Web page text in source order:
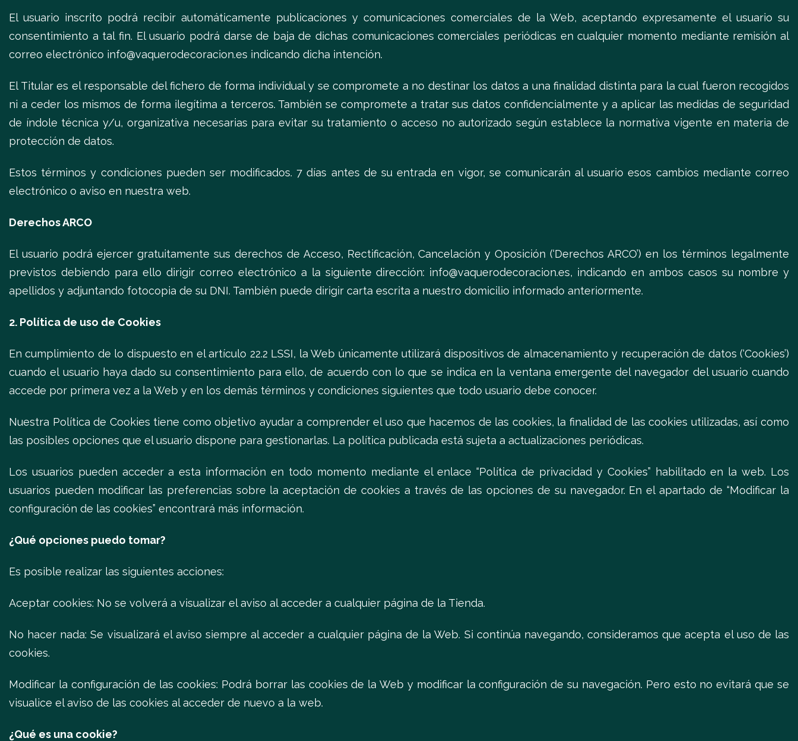
El usuario inscrito podrá recibir automáticamente publicaciones y comunicaciones comerciales de la Web, aceptando expresamente el usuario su
consentimiento a tal fin. El usuario podrá darse de baja de dichas comunicaciones comerciales periódicas en cualquier momento mediante remisión al
correo electrónico info@vaquerodecoracion.es indicando dicha intención.
El Titular es el responsable del fichero de forma individual y se compromete a no destinar los datos a una finalidad distinta para la cual fueron recogidos
ni a ceder los mismos de forma ilegítima a terceros. También se compromete a tratar sus datos confidencialmente y a aplicar las medidas de seguridad
de índole técnica y/u, organizativa necesarias para evitar su tratamiento o acceso no autorizado según establece la normativa vigente en materia de
protección de datos.
Estos términos y condiciones pueden ser modificados. 7 días antes de su entrada en vigor, se comunicarán al usuario esos cambios mediante correo
electrónico o aviso en nuestra web.
Derechos ARCO
El usuario podrá ejercer gratuitamente sus derechos de Acceso, Rectificación, Cancelación y Oposición (‘Derechos ARCO’) en los términos legalmente
previstos debiendo para ello dirigir correo electrónico a la siguiente dirección: info@vaquerodecoracion.es, indicando en ambos casos su nombre y
apellidos y adjuntando fotocopia de su DNI. También puede dirigir carta escrita a nuestro domicilio informado anteriormente.
2. Política de uso de Cookies
En cumplimiento de lo dispuesto en el artículo 22.2 LSSI, la Web únicamente utilizará dispositivos de almacenamiento y recuperación de datos (‘Cookies’)
cuando el usuario haya dado su consentimiento para ello, de acuerdo con lo que se indica en la ventana emergente del navegador del usuario cuando
accede por primera vez a la Web y en los demás términos y condiciones siguientes que todo usuario debe conocer.
Nuestra Política de Cookies tiene como objetivo ayudar a comprender el uso que hacemos de las cookies, la finalidad de las cookies utilizadas, así como
las posibles opciones que el usuario dispone para gestionarlas. La política publicada está sujeta a actualizaciones periódicas.
Los usuarios pueden acceder a esta información en todo momento mediante el enlace “Política de privacidad y Cookies” habilitado en la web. Los
usuarios pueden modificar las preferencias sobre la aceptación de cookies a través de las opciones de su navegador. En el apartado de “Modificar la
configuración de las cookies” encontrará más información.
¿Qué opciones puedo tomar?
Es posible realizar las siguientes acciones:
Aceptar cookies: No se volverá a visualizar el aviso al acceder a cualquier página de la Tienda.
No hacer nada: Se visualizará el aviso siempre al acceder a cualquier página de la Web. Si continúa navegando, consideramos que acepta el uso de las
cookies.
Modificar la configuración de las cookies: Podrá borrar las cookies de la Web y modificar la configuración de su navegación. Pero esto no evitará que se
visualice el aviso de las cookies al acceder de nuevo a la web.
¿Qué es una cookie?